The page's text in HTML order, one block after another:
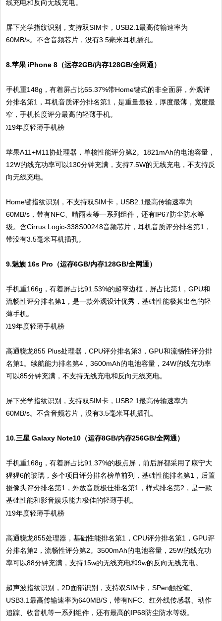
线充电和反向无线充电。
屏下光学指纹识别，支持双SIM卡，USB2.1最高传输速率为
60MB/s。不含音频芯片，没有3.5毫米耳机插孔。
8.苹果 iPhone 8（运存2GB/内存128GB/全网通）
手机重148g，有着屏占比65.37%带Home键式的非全面屏，外观评
分排名第1，耳机音质评分排名第1，是重量最轻，厚度最薄，宽度最
窄，手机长度评分最高的轻薄手机。
苹果A11+M11协处理器，单核性能评分第2。1821mAh的电池容量，
12W的线充功率可以130分钟充满，支持7.5W的无线充电，不支持反
向无线充电。
Home键指纹识别，不支持双SIM卡，USB2.1最高传输速率为
60MB/s，带有NFC、晴雨表等一系列组件，还有IP67防尘防水等
级。含Cirrus Logic-338S00248音频芯片，耳机音质评分排名第1，
带没有3.5毫米耳机插孔。
9.魅族 16s Pro（运存6GB/内存128GB/全网通）
手机重166g，有着屏占比91.53%的超窄边框，屏占比第1，GPU和
流畅性评分排名第1，是一款外观设计优秀，基础性能极其出色的轻
薄手机。
高通骁龙855 Plus处理器，CPU评分排名第3，GPU和流畅性评分排
名第1。续航能力排名第4，3600mAh的电池容量，24W的线充功率
可以85分钟充满，不支持无线充电和反向无线充电。
屏下光学指纹识别，支持双SIM卡，USB2.1最高传输速率为
60MB/s。不含音频芯片，没有3.5毫米耳机插孔。
10.三星 Galaxy Note10（运存8GB/内存256GB/全网通）
手机重168g，有着屏占比91.37%的极点屏，前后屏都采用了康宁大
猩猩6的玻璃，多个项目评分排名榜单前列，基础性能排名第1，后置
摄像头评分排名第1，外放音质极佳排名第1，样式排名第2，是一款
基础性能和影音娱乐能力极佳的轻薄手机。
高通骁龙855处理器，基础性能排名第1，CPU评分排名第1，GPU评
分排名第2，流畅性评分第2。3500mAh的电池容量，25W的线充功
率可以88分钟充满，支持15w的无线充电和9w的反向无线充电。
超声波指纹识别，2D面部识别，支持双SIM卡，SPen触控笔、
USB3.1最高传输速率为640MB/S，带有NFC、红外线传感器、动作
追踪、收音机等一系列组件，还有最高的IP68防尘防水等级。